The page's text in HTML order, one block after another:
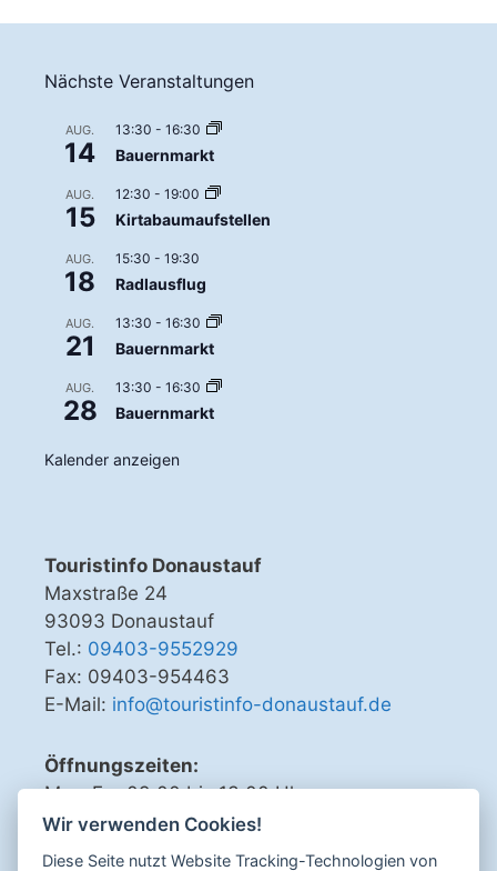
Nächste Veranstaltungen
AUG.
14
13:30 - 16:30
Bauernmarkt
AUG.
15
12:30 - 19:00
Kirtabaumaufstellen
AUG.
18
15:30 - 19:30
Radlausflug
AUG.
21
13:30 - 16:30
Bauernmarkt
AUG.
28
13:30 - 16:30
Bauernmarkt
Kalender anzeigen
Touristinfo Donaustauf
Maxstraße 24
93093 Donaustauf
Tel.: 09403-9552929
Fax: 09403-954463
E-Mail: info@touristinfo-donaustauf.de
Öffnungszeiten:
Mo - Fr 09.00 bis 13.00 Uhr
Di, Do, Fr 15.00 bis 18.00 Uhr
Wir verwenden Cookies!
Diese Seite nutzt Website Tracking-Technologien von